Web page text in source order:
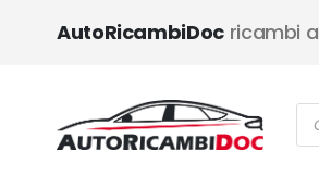
AutoRicambiDocricambi